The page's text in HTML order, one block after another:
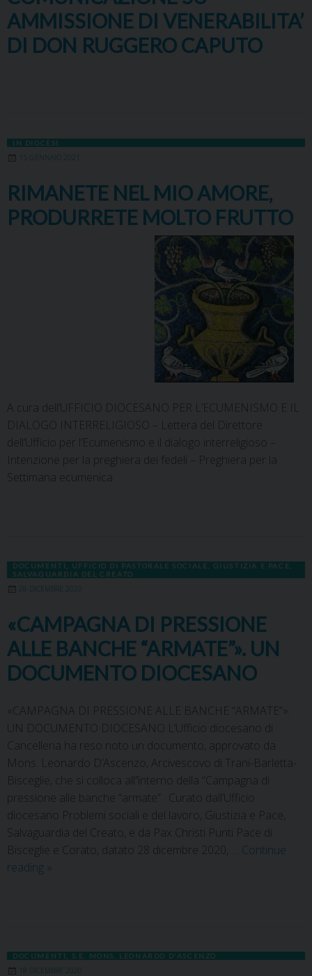
AMMISSIONE DI VENERABILITA’
DI DON RUGGERO CAPUTO
IN DIOCESI
15 GENNAIO 2021
RIMANETE NEL MIO AMORE,
PRODURRETE MOLTO FRUTTO
A cura dell’UFFICIO DIOCESANO PER L’ECUMENISMO E IL
DIALOGO INTERRELIGIOSO – Lettera del Direttore
dell’Ufficio per l’Ecumenismo e il dialogo interreligioso –
Intenzione per la preghiera dei fedeli – Preghiera per la
Settimana ecumenica
DOCUMENTI
UFFICIO DI PASTORALE SOCIALE, GIUSTIZIA E PACE,
SALVAGUARDIA DEL CREATO
28 DICEMBRE 2020
«CAMPAGNA DI PRESSIONE
ALLE BANCHE “ARMATE”». UN
DOCUMENTO DIOCESANO
«CAMPAGNA DI PRESSIONE ALLE BANCHE “ARMATE”».
UN DOCUMENTO DIOCESANO L’Ufficio diocesano di
Cancelleria ha reso noto un documento, approvato da
Mons. Leonardo D’Ascenzo, Arcivescovo di Trani-Barletta-
Bisceglie, che si colloca all’’interno della “Campagna di
pressione alle banche “armate”. Curato dall’Ufficio
diocesano Problemi sociali e del lavoro, Giustizia e Pace,
Salvaguardia del Creato, e da Pax Christi Punti Pace di
Bisceglie e Corato, datato 28 dicembre 2020, … Continue
reading »
DOCUMENTI S.E. MONS. LEONARDO D'ASCENZO
18 DICEMBRE 2020